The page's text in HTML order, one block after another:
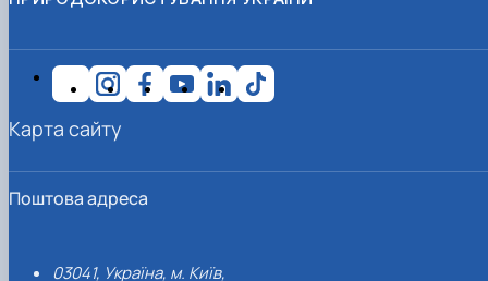
Поштова адреса
03041, Україна, м. Київ,
Карта сайту